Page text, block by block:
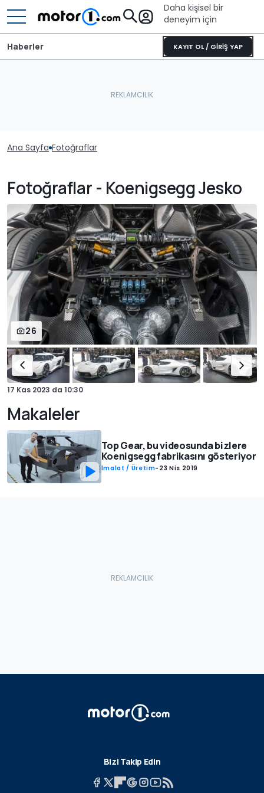
Daha kişisel bir
deneyim için
KAYIT OL / GİRİŞ YAP
Haberler
Ana Sayfa Fotoğraflar
Fotoğraflar - Koenigsegg Jesko
26
17 Kas 2023 da 10:30
Makaleler
Top Gear, bu videosunda bizlere
Koenigsegg fabrikasını gösteriyor
İmalat / Üretim- 23 Nis 2019
Bizi Takip Edin